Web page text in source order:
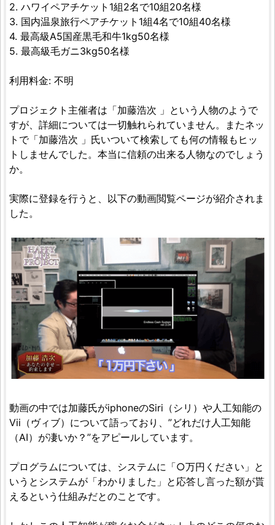
2. ハワイペアチケット1組2名で10組20名様
3. 国内温泉旅行ペアチケット1組4名で10組40名様
4. 最高級A5国産黒毛和牛1kg50名様
5. 最高級毛ガニ3kg50名様
利用料金: 不明
プロジェクト主催者は「加藤浩次 」という人物のようで
すが、詳細については一切触れられていません。またネッ
トで「加藤浩次 」氏いついて検索しても何の情報もヒッ
トしませんでした。本当に信頼の出来る人物なのでしょう
か。
実際に登録を行うと、以下の動画閲覧ページが紹介されま
した。
動画の中では加藤氏がiphoneのSiri（シリ）や人工知能の
Vii（ヴィブ）について語っており、”どれだけ人工知能
（AI）が凄いか？”をアピールしています。
プログラムについては、システムに「○万円ください」と
いうとシステムが「わかりました」と応答し言った額が貰
えるという仕組みだとのことです。